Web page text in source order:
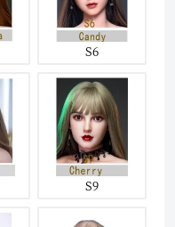
S6
S9